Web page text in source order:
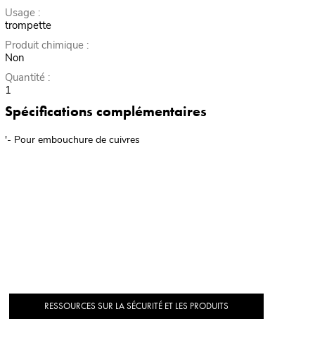
Usage :
trompette
Produit chimique :
Non
Quantité :
1
Spécifications complémentaires
'- Pour embouchure de cuivres
RESSOURCES SUR LA SÉCURITÉ ET LES PRODUITS